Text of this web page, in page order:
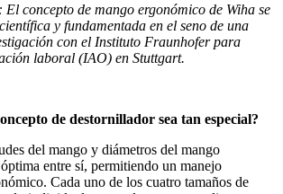
El concepto de mango ergonómico de Wiha se
y fundamentada en el seno de una
con el Instituto Fraunhofer para
laboral (IAO) en Stuttgart.
de destornillador sea tan especial?
del mango y diámetros del mango
entre sí, permitiendo un manejo
Cada uno de los cuatro tamaños de